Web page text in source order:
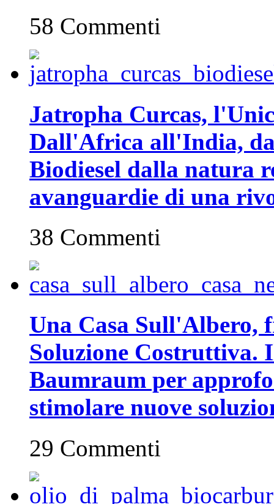
58 Commenti
Jatropha Curcas,
Dall'Africa all'India,
Biodiesel dalla natura
avanguardie di una
38 Commenti
Una Casa Sull'Albero,
Soluzione Costruttiva.
Baumraum per
stimolare nuove
29 Commenti